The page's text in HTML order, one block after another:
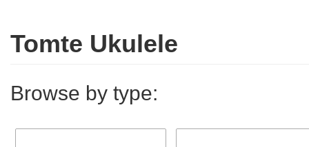
Tomte Ukulele
Browse by type: